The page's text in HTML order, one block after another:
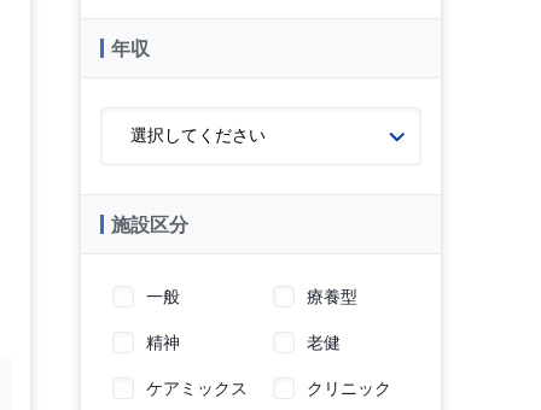
年収
施設区分
一般
療養型
精神
老健
ケアミックス
クリニック